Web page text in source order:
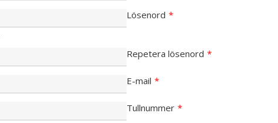
Lösenord *
Repetera lösenord *
E-mail *
Tullnummer *